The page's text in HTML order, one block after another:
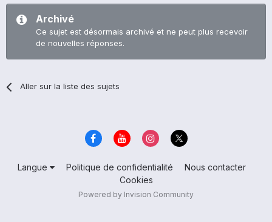
Archivé
Ce sujet est désormais archivé et ne peut plus recevoir
de nouvelles réponses.
Aller sur la liste des sujets
Langue Politique de confidentialité
Nous contacter
Cookies
Powered by Invision Community